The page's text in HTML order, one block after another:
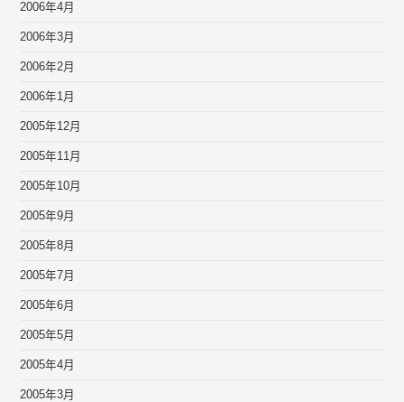
2006年4月
2006年3月
2006年2月
2006年1月
2005年12月
2005年11月
2005年10月
2005年9月
2005年8月
2005年7月
2005年6月
2005年5月
2005年4月
2005年3月